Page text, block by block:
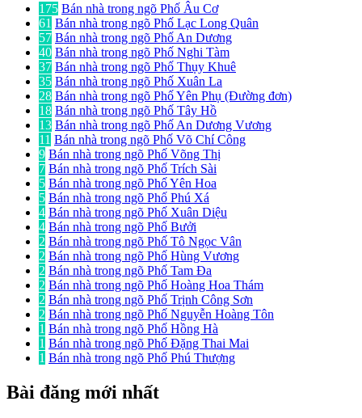
175 Bán nhà trong ngõ Phố Âu Cơ
61 Bán nhà trong ngõ Phố Lạc Long Quân
57 Bán nhà trong ngõ Phố An Dương
40 Bán nhà trong ngõ Phố Nghi Tàm
37 Bán nhà trong ngõ Phố Thụy Khuê
35 Bán nhà trong ngõ Phố Xuân La
28 Bán nhà trong ngõ Phố Yên Phụ (Đường đơn)
18 Bán nhà trong ngõ Phố Tây Hồ
13 Bán nhà trong ngõ Phố An Dương Vương
11 Bán nhà trong ngõ Phố Võ Chí Công
9 Bán nhà trong ngõ Phố Võng Thị
7 Bán nhà trong ngõ Phố Trích Sài
5 Bán nhà trong ngõ Phố Yên Hoa
5 Bán nhà trong ngõ Phố Phú Xá
4 Bán nhà trong ngõ Phố Xuân Diệu
4 Bán nhà trong ngõ Phố Bưởi
2 Bán nhà trong ngõ Phố Tô Ngọc Vân
2 Bán nhà trong ngõ Phố Hùng Vương
2 Bán nhà trong ngõ Phố Tam Đa
2 Bán nhà trong ngõ Phố Hoàng Hoa Thám
2 Bán nhà trong ngõ Phố Trịnh Công Sơn
2 Bán nhà trong ngõ Phố Nguyễn Hoàng Tôn
1 Bán nhà trong ngõ Phố Hồng Hà
1 Bán nhà trong ngõ Phố Đặng Thai Mai
1 Bán nhà trong ngõ Phố Phú Thượng
Bài đăng mới nhất